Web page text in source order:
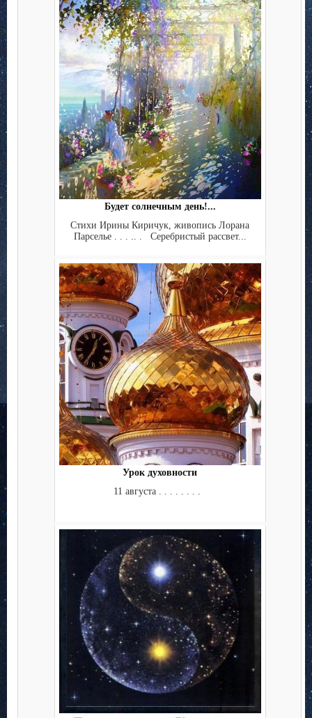
Будет солнечным день!...
Стихи Ирины Киричук, живопись Лорана
Парселье . . . .. . Серебристый рассвет...
Урок духовности
11 августа . . . . . . . .